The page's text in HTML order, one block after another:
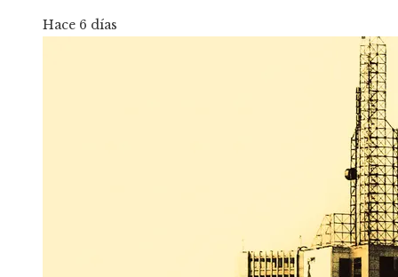
Hace 6 días